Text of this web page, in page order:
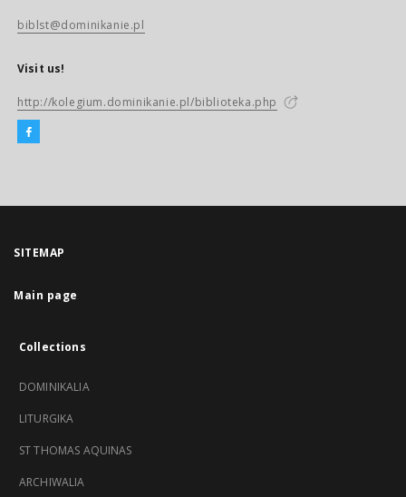
biblst@dominikanie.pl
Visit us!
http://kolegium.dominikanie.pl/biblioteka.php
SITEMAP
Main page
Collections
DOMINIKALIA
LITURGIKA
ST THOMAS AQUINAS
ARCHIWALIA